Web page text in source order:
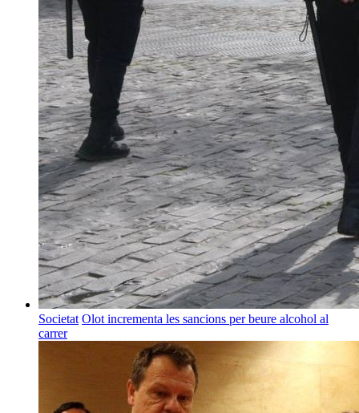
Societat Olot incrementa les sancions per beure alcohol al
carrer